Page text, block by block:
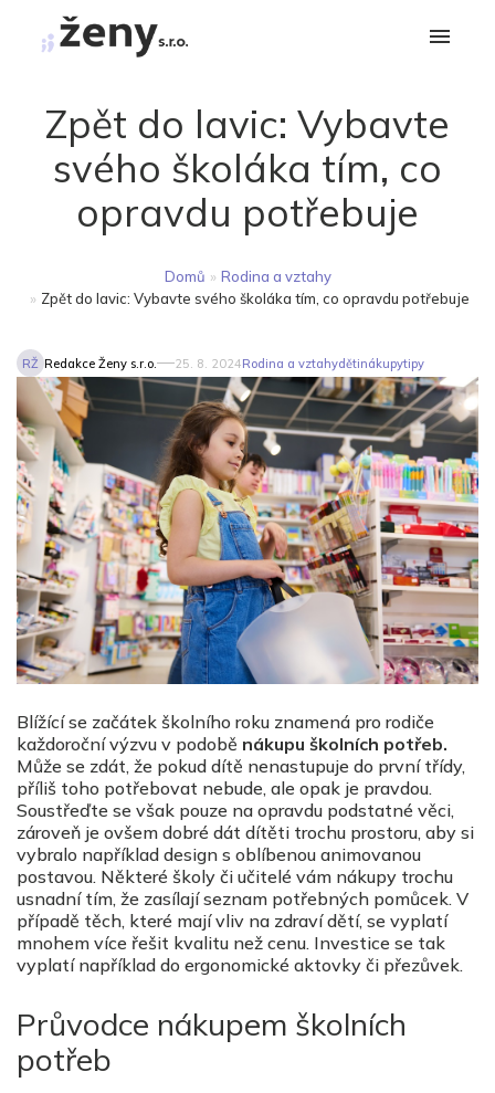
Zpět do lavic: Vybavte
svého školáka tím, co
opravdu potřebuje
Domů » Rodina a vztahy
» Zpět do lavic: Vybavte svého školáka tím, co opravdu potřebuje
RŽ Redakce Ženy s.r.o. 25. 8. 2024Rodina a vztahydětinákupytipy
Blížící se začátek školního roku znamená pro rodiče
každoroční výzvu v podobě nákupu školních potřeb.
Může se zdát, že pokud dítě nenastupuje do první třídy,
příliš toho potřebovat nebude, ale opak je pravdou.
Soustřeďte se však pouze na opravdu podstatné věci,
zároveň je ovšem dobré dát dítěti trochu prostoru, aby si
vybralo například design s oblíbenou animovanou
postavou. Některé školy či učitelé vám nákupy trochu
usnadní tím, že zasílají seznam potřebných pomůcek. V
případě těch, které mají vliv na zdraví dětí, se vyplatí
mnohem více řešit kvalitu než cenu. Investice se tak
vyplatí například do ergonomické aktovky či přezůvek.
Průvodce nákupem školních
potřeb